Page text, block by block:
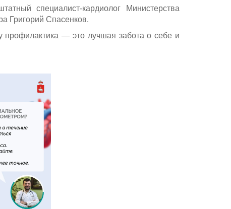
специалист-кардиолог Министерства
Григорий Спасенков.
профилактика — это лучшая забота о себе и